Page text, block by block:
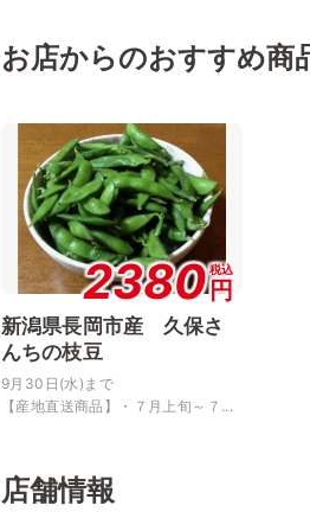
お店からのおすすめ商
2380税込
円
新潟県長岡市産 久保さ
んちの枝豆
9月30日(水)まで
【産地直送商品】・７月上旬～７...
店舗情報